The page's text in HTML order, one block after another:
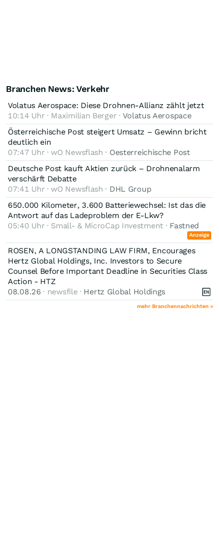
Branchen News: Verkehr
Volatus Aerospace: Diese Drohnen-Allianz zählt jetzt
10:14 Uhr · Maximilian Berger ·Volatus Aerospace
Österreichische Post steigert Umsatz – Gewinn bricht
deutlich ein
07:47 Uhr · wO Newsflash · Oesterreichische Post
Deutsche Post kauft Aktien zurück – Drohnenalarm
verschärft Debatte
07:41 Uhr · wO Newsflash · DHL Group
650.000 Kilometer, 3.600 Batteriewechsel: Ist das die
Antwort auf das Ladeproblem der E-Lkw?
05:40 Uhr · Small- & MicroCap Investment · Fastned
Anzeige
ROSEN, A LONGSTANDING LAW FIRM, Encourages
Hertz Global Holdings, Inc. Investors to Secure
Counsel Before Important Deadline in Securities Class
Action - HTZ
08.08.26 · newsfile · Hertz Global Holdings
mehr Branchennachrichten »